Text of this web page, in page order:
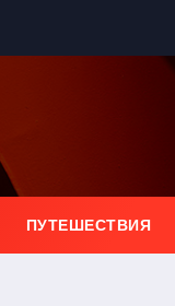
ПУТЕШЕСТВИЯ